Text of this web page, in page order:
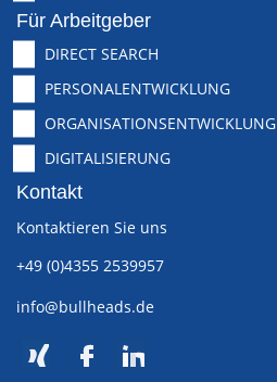
Für Arbeitgeber
DIRECT SEARCH
PERSONALENTWICKLUNG
ORGANISATIONSENTWICKLUNG
DIGITALISIERUNG
Kontakt
Kontaktieren Sie uns
+49 (0)4355 2539957
info@bullheads.de